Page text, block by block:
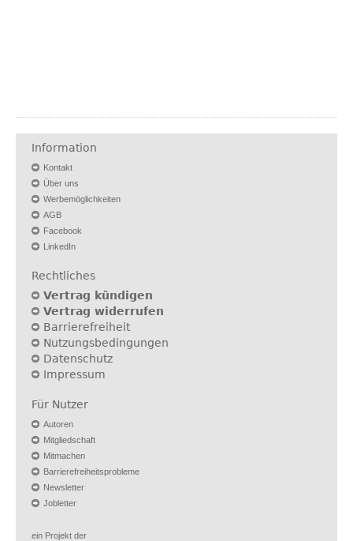
Information
Kontakt
Über uns
Werbemöglichkeiten
AGB
Facebook
LinkedIn
Rechtliches
Vertrag kündigen
Vertrag widerrufen
Barrierefreiheit
Nutzungsbedingungen
Datenschutz
Impressum
Für Nutzer
Autoren
Mitgliedschaft
Mitmachen
Barrierefreiheitsprobleme
Newsletter
Jobletter
ein Projekt der